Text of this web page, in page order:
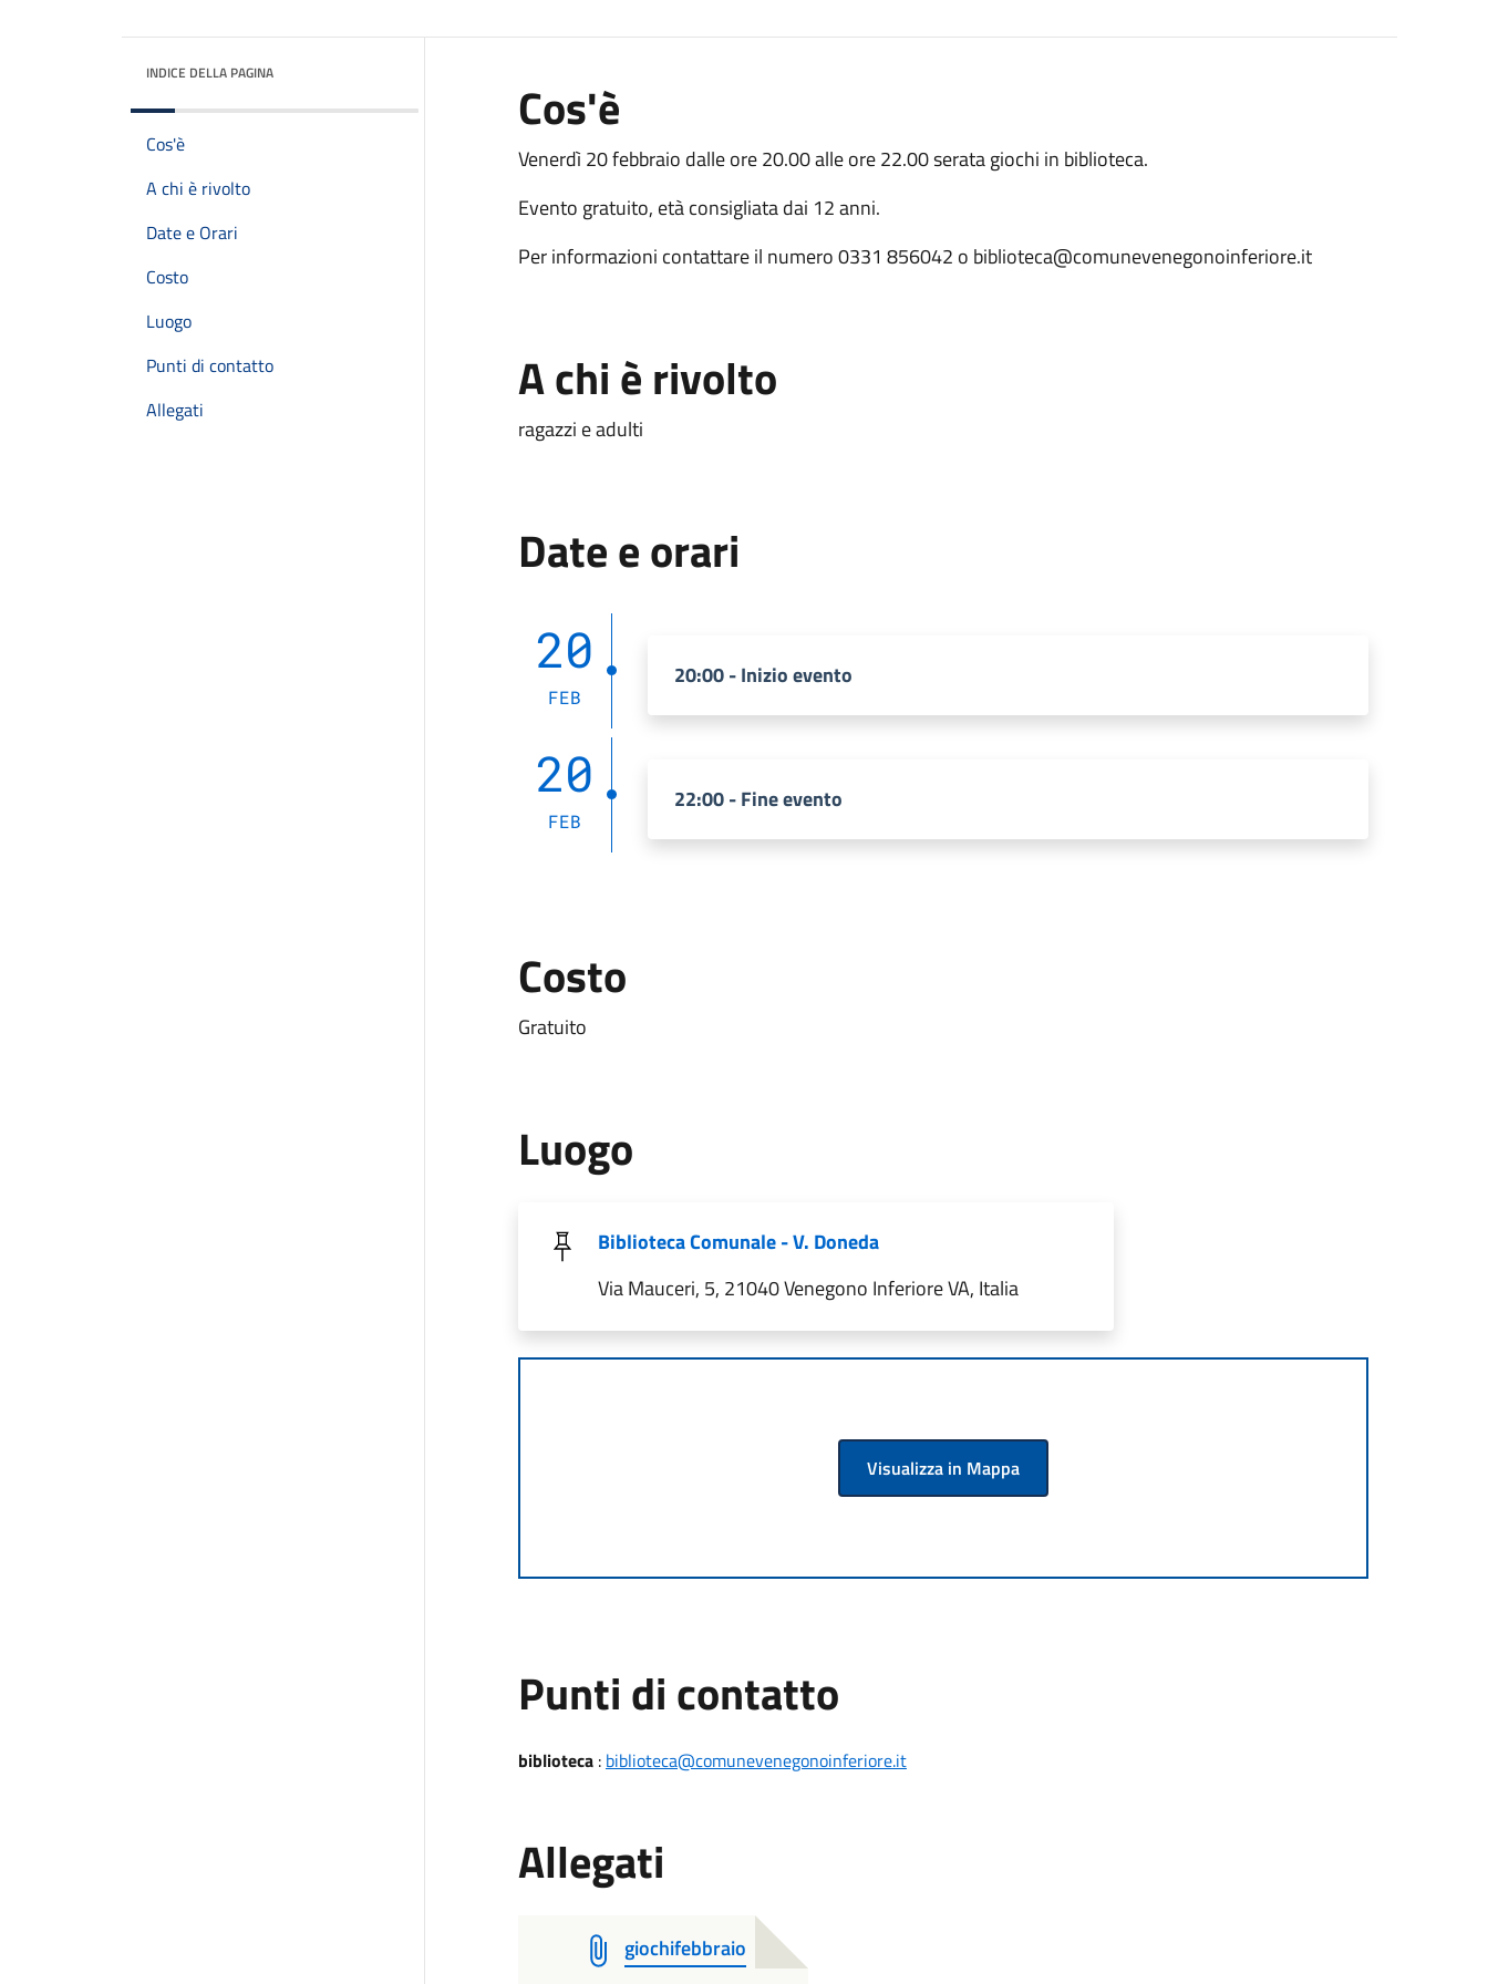
INDICE DELLA PAGINA
Cos'è
A chi è rivolto
Date e Orari
Costo
Luogo
Punti di contatto
Allegati
Cos'è
Venerdì 20 febbraio dalle ore 20.00 alle ore 22.00 serata giochi in biblioteca.
Evento gratuito, età consigliata dai 12 anni.
Per informazioni contattare il numero 0331 856042 o biblioteca@comunevenegonoinferiore.it
A chi è rivolto
ragazzi e adulti
Date e orari
20
FEB
20:00 - Inizio evento
20
FEB
22:00 - Fine evento
Costo
Gratuito
Luogo
Biblioteca Comunale - V. Doneda
Via Mauceri, 5, 21040 Venegono Inferiore VA, Italia
Visualizza in Mappa
Punti di contatto
biblioteca: biblioteca@comunevenegonoinferiore.it
Allegati
giochifebbraio